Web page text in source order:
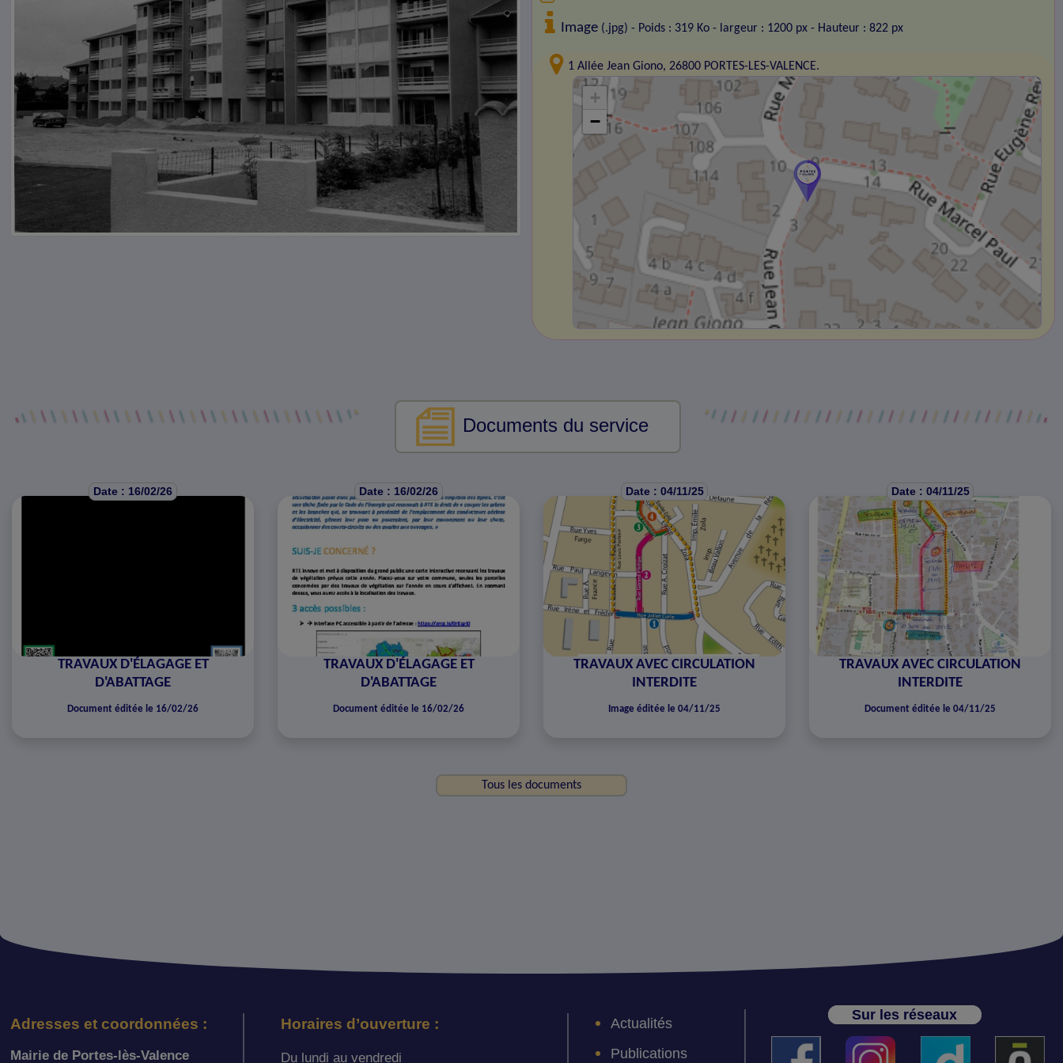
Image (.jpg) - Poids : 319 Ko - largeur : 1200 px - Hauteur : 822 px
1 Allée Jean Giono, 26800 PORTES-LES-VALENCE.
+
−
Documents du service
Date : 16/02/26
TRAVAUX D'ÉLAGAGE ET
D'ABATTAGE
Document éditée le 16/02/26
Date : 16/02/26
TRAVAUX D'ÉLAGAGE ET
D'ABATTAGE
Document éditée le 16/02/26
Date : 04/11/25
TRAVAUX AVEC CIRCULATION
INTERDITE
Image éditée le 04/11/25
Date : 04/11/25
TRAVAUX AVEC CIRCULATION
INTERDITE
Document éditée le 04/11/25
Tous les documents
Adresses et coordonnées :
Mairie de Portes-lès-Valence
Horaires d’ouverture :
Du lundi au vendredi
Actualités
Publications
Sur les réseaux